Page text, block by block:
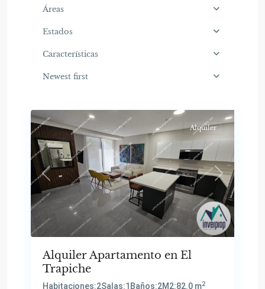
Áreas
Estados
Características
Newest first
Previous Next
Alquiler
Alquiler Apartamento en El
Trapiche
Habitaciones:2Salas:1 Baños:2M2:82.0 m2